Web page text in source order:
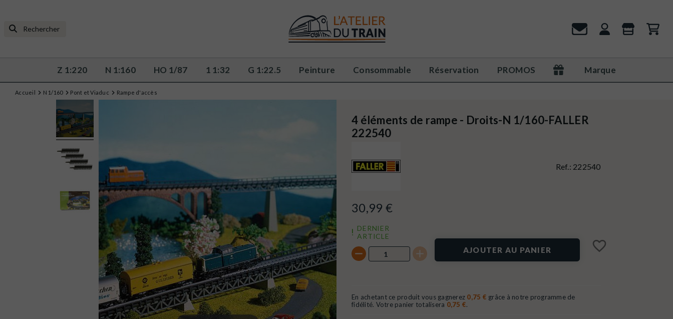
Z 1:220 N 1:160 HO 1/87 1 1:32 G 1:22.5 Peinture Consommable Réservation PROMOS Marque
Accueil N 1/160 Pont et Viaduc Rampe d'accès
4 éléments de rampe - Droits-N 1/160-FALLER
222540
Ref.: 222540
30,99 €
DERNIER
ARTICLE
AJOUTER AU PANIER favorite_border
En achetant ce produit vous gagnerez 0,75 € grâce à notre programme de
fidélité. Votre panier totalisera 0,75 €.